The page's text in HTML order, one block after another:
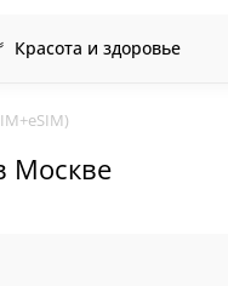
Красота и здоровье
Москве